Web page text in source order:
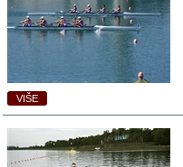
VIŠE